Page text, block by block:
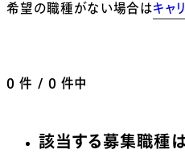
希望の職種がない場合はキャ
0 件 / 0 件中
該当する募集職種は